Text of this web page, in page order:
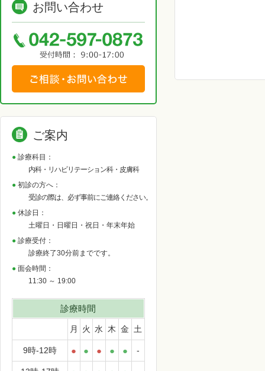
お問い合わせ
ご案内
診療科目：
内科・リハビリテーション科・皮膚科
初診の方へ：
受診の際は、必ず事前にご連絡ください。
休診日：
土曜日・日曜日・祝日・年末年始
診療受付：
診療終了30分前までです。
面会時間：
11:30 ～ 19:00
診療時間
月 火 水 木 金 土
9時-12時 ● ● ● ● ● -